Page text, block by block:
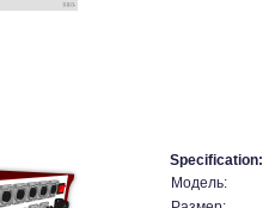
Specification:
Модель: